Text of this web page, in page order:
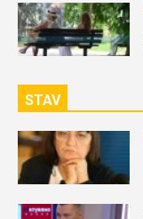
STAV